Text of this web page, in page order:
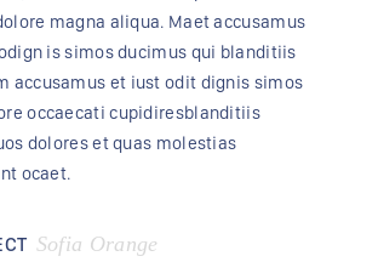
magna aliqua. Maet accusamus
is simos ducimus qui blanditiis
accusamus et iust odit dignis simos
occaecati cupidiresblanditiis
dolores et quas molestias
ocaet.
Sofia Orange